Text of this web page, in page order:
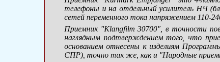
телефоны и на отдельный усилитель НЧ
сетей переменного тока напряжением 110-
Приемник "Klangfilm 30700", в точности
наглядным подтверждением того, что
основанием отнесены к изделиям
СПР), точно так же, как и "Народные